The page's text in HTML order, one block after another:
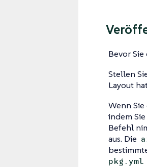
Bevor
Stellen
Layout
Wenn
indem
Befehl
aus. Die
pkg.yml